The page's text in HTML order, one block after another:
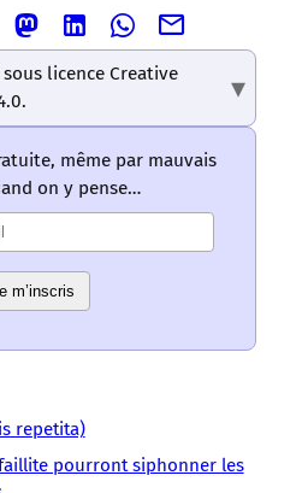
Partager
cet
article
via
Mastodon
–
Les
mots
sens
LMOUS
son
rapport
Partager
cet
article
Linkedin
–
Les
mots
sens
LMOUS
conclusions
sont
Partager
cet
article
Whatsapp
–
Les
mots
LMOUS
Cour
Partager
cet
article
Email
–
mots
LMOUS
plus
licence Creative
même par mauvais
on y pense…
m’inscris
repetita)
pourront siphonner les